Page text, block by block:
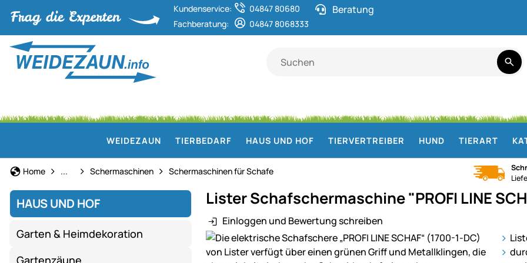
Kundenservice:
04847 80680
Fachberatung:
04847 8068333
Beratung
WEIDEZAUN TIERBEDARF HAUS UND HOF TIERVERTREIBER HUND TIERART
Home Technik für Haus & Hof
... Schermaschinen Schermaschinen für Schafe
HAUS UND HOF
Garten & Heimdekoration
Gartenzäune
Lister Schafschermaschine "PROFI LINE
Einloggen und Bewertung schreiben
Produktgalerie